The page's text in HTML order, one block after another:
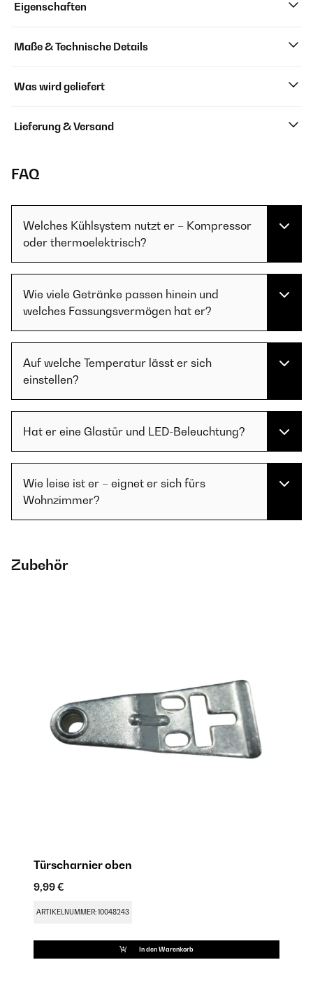
Eigenschaften
Maße & Technische Details
Was wird geliefert
Lieferung & Versand
FAQ
Welches Kühlsystem nutzt er – Kompressor
oder thermoelektrisch?
Wie viele Getränke passen hinein und
welches Fassungsvermögen hat er?
Auf welche Temperatur lässt er sich
einstellen?
Hat er eine Glastür und LED-Beleuchtung?
Wie leise ist er – eignet er sich fürs
Wohnzimmer?
Zubehör
Türscharnier oben
9,99 €
ARTIKELNUMMER: 10048243
In den Warenkorb